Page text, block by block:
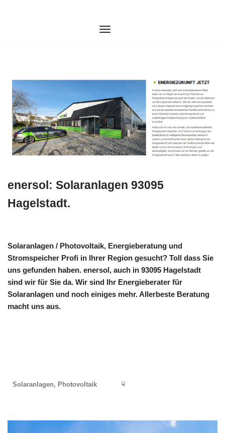
enersol: Solaranlagen 93095
Hagelstadt.
Solaranlagen / Photovoltaik, Energieberatung und
Stromspeicher Profi in Ihrer Region gesucht? Toll dass Sie
uns gefunden haben. enersol, auch in 93095 Hagelstadt
sind wir für Sie da. Wir sind Ihr Energieberater für
Solaranlagen und noch einiges mehr. Allerbeste Beratung
macht uns aus.
Solaranlagen, Photovoltaik ☟